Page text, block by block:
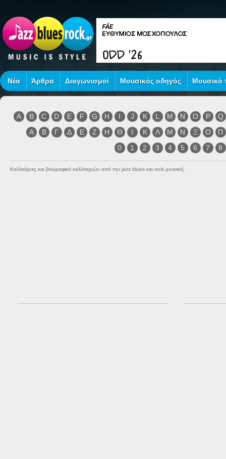
Νέα Άρθρα Διαγωνισμοί Μουσικός οδηγός Μουσικό
A B C D E F G H I J K L M N O P
Q
Α
Β Γ Δ Ε Ζ Η Θ Ι Κ Λ Μ Ν Ξ Ο
Π
0
1 2 3 4 5 6 7 8
Καλλιτέχνες και βιογραφικά καλλιτεχνών από την jazz blues και rock μουσική.